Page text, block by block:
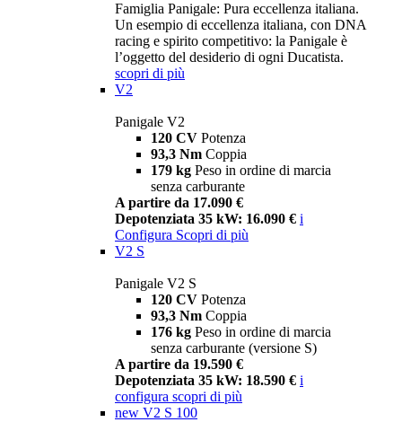
Famiglia Panigale: Pura eccellenza italiana.
Un esempio di eccellenza italiana, con DNA
racing e spirito competitivo: la Panigale è
l’oggetto del desiderio di ogni Ducatista.
scopri di più
V2
Panigale V2
120 CV Potenza
93,3 Nm Coppia
179 kg Peso in ordine di marcia
senza carburante
A partire da 17.090 €
Depotenziata 35 kW: 16.090 € i
Configura Scopri di più
V2 S
Panigale V2 S
120 CV Potenza
93,3 Nm Coppia
176 kg Peso in ordine di marcia
senza carburante (versione S)
A partire da 19.590 €
Depotenziata 35 kW: 18.590 € i
configura scopri di più
new V2 S 100